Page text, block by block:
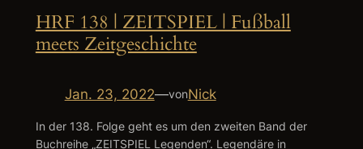
HRF 138 | ZEITSPIEL | Fußball
meets Zeitgeschichte
Jan. 23, 2022—vonNick
In der 138. Folge geht es um den zweiten Band der
Buchreihe „ZEITSPIEL Legenden“. Legendäre in